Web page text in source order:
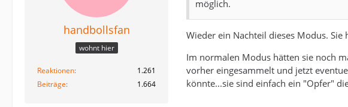
handbollsfan
wohnt hier
Reaktionen
1.261
Beiträge
1.664
möglich.
Wieder ein Nachteil dieses Modus. Sie
Im normalen Modus hätten sie noch
vorher eingesammelt und jetzt
könnte...sie sind einfach ein "Opfer"